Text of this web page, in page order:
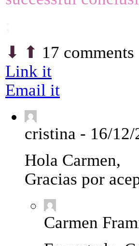
⬇︎ ⬆︎ 17 comments
Link it
Email it
cristina - 16/
Hola Carmen,
Gracias por
Carmen